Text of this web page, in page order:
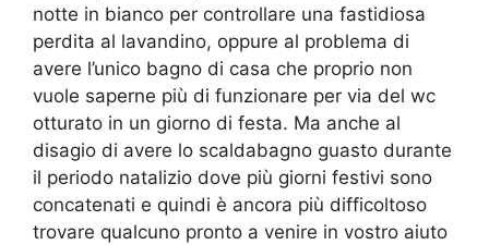
notte in bianco per controllare una fastidiosa
perdita al lavandino, oppure al problema di
avere l’unico bagno di casa che proprio non
vuole saperne più di funzionare per via del wc
otturato in un giorno di festa. Ma anche al
disagio di avere lo scaldabagno guasto durante
il periodo natalizio dove più giorni festivi sono
concatenati e quindi è ancora più difficoltoso
trovare qualcuno pronto a venire in vostro aiuto